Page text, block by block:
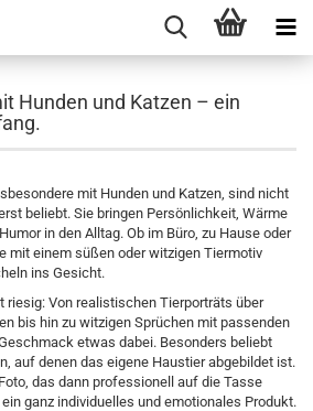
Hunden und Katzen – ein
mit Hunden und Katzen, sind nicht
beliebt. Sie bringen Persönlichkeit, Wärme
in den Alltag. Ob im Büro, zu Hause oder
mit einem süßen oder witzigen Tiermotiv
ins Gesicht.
riesig: Von realistischen Tierporträts über
bis hin zu witzigen Sprüchen mit passenden
etwas dabei. Besonders beliebt
auf denen das eigene Haustier abgebildet ist.
das dann professionell auf die Tasse
ganz individuelles und emotionales Produkt.